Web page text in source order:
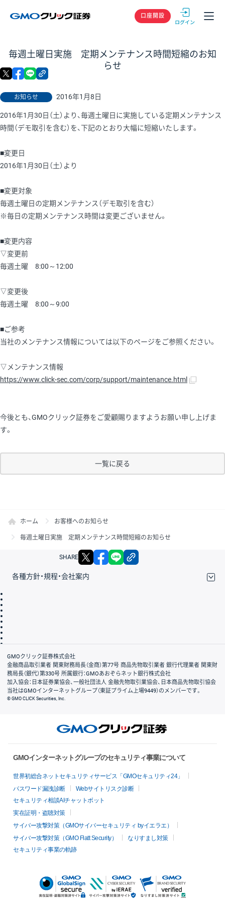
GMOクリック
口座開設
毎週土曜日実施 定期メンテナンス時間短縮のお知
らせ
お知らせ 2016年1月8日
X facebook
2016年1月30日（土）より、毎週土曜日に実施している定期メンテナンス
時間（デモ取引を含む）を、下記のとおり大幅に短縮いたします。
■変更日
2016年1月30日（土）より
■変更対象
毎週土曜日の定期メンテナンス（デモ取引を含む）
※毎日の定期メンテナンス時間は変更ございません。
■変更内容
▽変更前
毎週土曜 8:00～12:00
▽変更後
毎週土曜 8:00～9:00
■ご参考
当社のメンテナンス情報については以下のページをご参照ください。
▽メンテナンス情報
https://www.click-sec.com/corp/support/maintenance.html
今後とも、GMOクリック証券をご愛顧賜りますようお願い申し上げま
す。
一覧に戻る
ホーム お客様へのお知らせ
毎週土曜日実施 定期メンテナンス時間短縮のお知らせ
SHARE X facebook
各種方針・規程・会社案内
会社案内
GMOクリック証券株式会社
金融商品取引業者 関東財務局長（金商）第77号 商品先物取引業者 銀行代理業者 関東財
務局長（銀代）第330号 所属銀行：GMOあおぞらネット銀行株式会社
加入協会：日本証券業協会、一般社団法人 金融先物取引業協会、日本商品先物取引協会
当社はGMOインターネットグループ（東証プライム上場9449）のメンバーです。
© GMO CLICK Securities, Inc.
GMOインターネットグループのセキュリティ事業について
世界初総合ネットセキュリティサービス「GMOセキュリティ24」
パスワード漏洩診断
Webサイトリスク診断
セキュリティ相談AIチャットボット
実在証明・盗聴対策
サイバー攻撃対策（GMOサイバーセキュリティ byイエラエ）
サイバー攻撃対策（GMO Flatt Security）
なりすまし対策
セキュリティ事業の軌跡